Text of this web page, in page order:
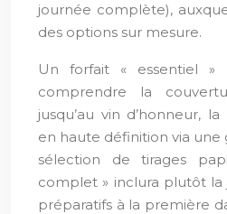
journée complète),
des options sur mesure.
Un forfait « essentiel »
comprendre la
jusqu’au vin d’honneur,
en haute définition via une
sélection de tirages
complet » inclura plutôt
préparatifs à la première